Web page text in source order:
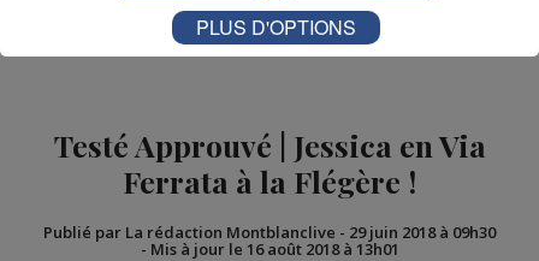
Partager sur Twitter
Testé Approuvé | Jessica en Via
Ferrata à la Flégère !
Publié par La rédaction Montblanclive - 29 juin 2018 à 09h30
- Mis à jour le 16 août 2018 à 13h01
PLUS D'OPTIONS